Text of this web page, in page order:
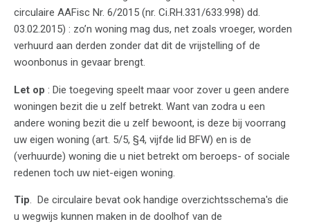
circulaire AAFisc Nr. 6/2015 (nr. Ci.RH.331/633.998) dd.
03.02.2015) : zo’n woning mag dus, net zoals vroeger, worden
verhuurd aan derden zonder dat dit de vrijstelling of de
woonbonus in gevaar brengt.
Let op : Die toegeving speelt maar voor zover u geen andere
woningen bezit die u zelf betrekt. Want van zodra u een
andere woning bezit die u zelf bewoont, is deze bij voorrang
uw eigen woning (art. 5/5, §4, vijfde lid BFW) en is de
(verhuurde) woning die u niet betrekt om beroeps- of sociale
redenen toch uw niet-eigen woning.
Tip. De circulaire bevat ook handige overzichtsschema's die
u wegwijs kunnen maken in de doolhof van de